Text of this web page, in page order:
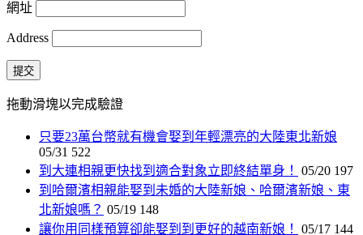
網址
Address
提交
拖動滑塊以完成驗證
只要23萬台幣就有機會娶到年輕漂亮的大陸東北新娘
05/31 522
到大連相親更快找到適合對象立即終結單身！
05/20 197
到哈爾濱相親能娶到未婚的大陸新娘、哈爾濱新娘、東
北新娘嗎？ 05/19 148
讓你用同樣預算卻能娶到到更好的越南新娘！
05/17 144